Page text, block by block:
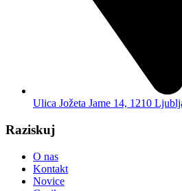
Ulica Jožeta Jame 14, 1210
Raziskuj
O nas
Kontakt
Novice